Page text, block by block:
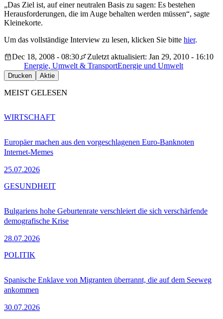
„Das Ziel ist, auf einer neutralen Basis zu sagen: Es bestehen
Herausforderungen, die im Auge behalten werden müssen“, sagte
Kleinekorte.
Um das vollständige Interview zu lesen, klicken Sie bitte hier.
Dec 18, 2008 - 08:30
Zuletzt aktualisiert: Jan 29, 2010 - 16:10
Energie, Umwelt & TransportEnergie und Umwelt
Drucken Aktie
MEIST GELESEN
Europäer machen aus den vorgeschlagenen Euro-Banknoten
Internet-Memes
25.07.2026
WIRTSCHAFT
Bulgariens hohe Geburtenrate verschleiert die sich verschärfende
demografische Krise
28.07.2026
GESUNDHEIT
Spanische Enklave von Migranten überrannt, die auf dem Seeweg
ankommen
30.07.2026
POLITIK